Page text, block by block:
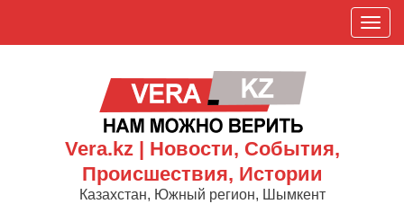
П
о
Vera.kz | Новости, События,
Происшествия, Истории
Казахстан, Южный регион, Шымкент